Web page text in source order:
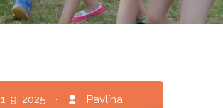
1. 9. 2025 ·
Pavlína